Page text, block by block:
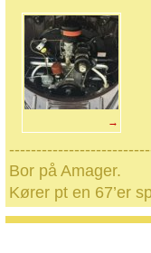
→
Bor på Amager.
Kører pt en 67’er